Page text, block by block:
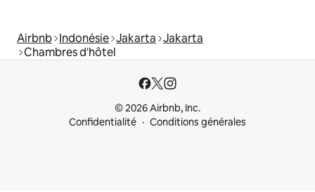
Airbnb Indonésie Jakarta Jakarta
Chambres d'hôtel
© 2026 Airbnb, Inc.
Confidentialité
Conditions générales